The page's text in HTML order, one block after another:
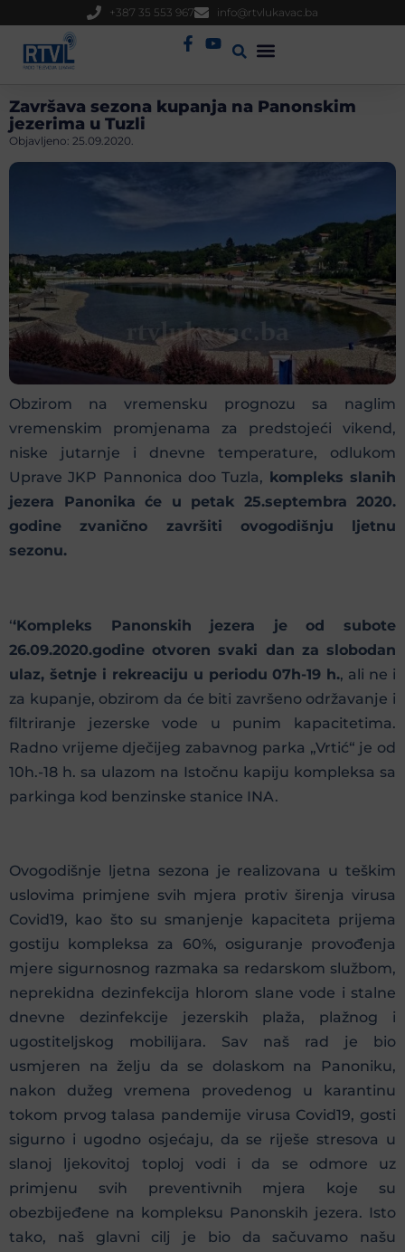
+387 35 553 967 info@rtvlukavac.ba
Završava sezona kupanja na Panonskim
jezerima u Tuzli
Objavljeno: 25.09.2020.
Obzirom na vremensku prognozu sa naglim
vremenskim promjenama za predstojeći vikend,
niske jutarnje i dnevne temperature, odlukom
Uprave JKP Pannonica doo Tuzla, kompleks slanih
jezera Panonika će u petak 25.septembra 2020.
godine zvanično završiti ovogodišnju ljetnu
sezonu.
‘‘Kompleks Panonskih jezera je od subote
26.09.2020.godine otvoren svaki dan za slobodan
ulaz, šetnje i rekreaciju u periodu 07h-19 h., ali ne i
za kupanje, obzirom da će biti završeno održavanje i
filtriranje jezerske vode u punim kapacitetima.
Radno vrijeme dječijeg zabavnog parka „Vrtić“ je od
10h.-18 h. sa ulazom na Istočnu kapiju kompleksa sa
parkinga kod benzinske stanice INA.
Ovogodišnje ljetna sezona je realizovana u teškim
uslovima primjene svih mjera protiv širenja virusa
Covid19, kao što su smanjenje kapaciteta prijema
gostiju kompleksa za 60%, osiguranje provođenja
mjere sigurnosnog razmaka sa redarskom službom,
neprekidna dezinfekcija hlorom slane vode i stalne
dnevne dezinfekcije jezerskih plaža, plažnog i
ugostiteljskog mobilijara. Sav naš rad je bio
usmjeren na želju da se dolaskom na Panoniku,
nakon dužeg vremena provedenog u karantinu
tokom prvog talasa pandemije virusa Covid19, gosti
sigurno i ugodno osjećaju, da se riješe stresova u
slanoj ljekovitoj toploj vodi i da se odmore uz
primjenu svih preventivnih mjera koje su
obezbijeđene na kompleksu Panonskih jezera. Isto
tako, naš glavni cilj je bio da sačuvamo našu